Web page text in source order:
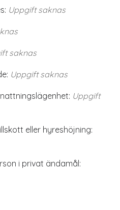
Uppgift saknas
saknas
Uppgift saknas
Uppgift
eller hyreshöjning:
i privat ändamål: